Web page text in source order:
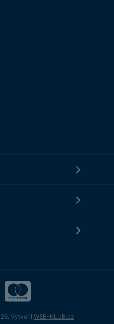
Vytvořil WEB-KLUB.cz